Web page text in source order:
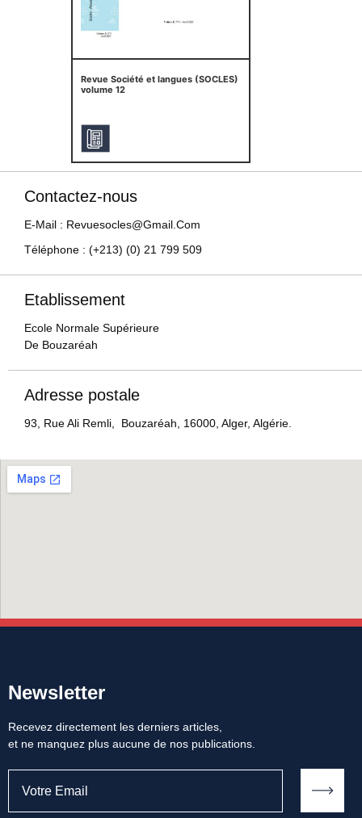
Revue Société et langues (SOCLES)
volume 12
Contactez-nous
E-Mail : Revuesocles@gmail.com
Téléphone : (+213) (0) 21 799 509
Etablissement
Ecole Normale Supérieure
De Bouzaréah
Adresse postale
93, Rue Ali Remli, Bouzaréah, 16000, Alger, Algérie.
Newsletter
Recevez directement les derniers articles,
et ne manquez plus aucune de nos publications.